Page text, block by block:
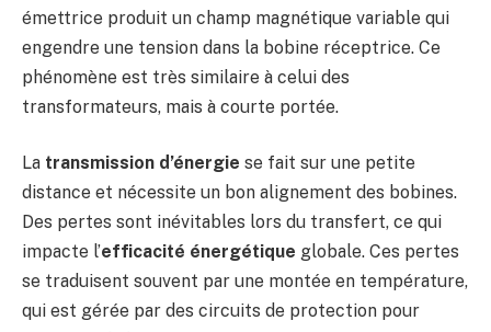
émettrice produit un champ magnétique variable qui
engendre une tension dans la bobine réceptrice. Ce
phénomène est très similaire à celui des
transformateurs, mais à courte portée.
La transmission d’énergie se fait sur une petite
distance et nécessite un bon alignement des bobines.
Des pertes sont inévitables lors du transfert, ce qui
impacte l’efficacité énergétique globale. Ces pertes
se traduisent souvent par une montée en température,
qui est gérée par des circuits de protection pour